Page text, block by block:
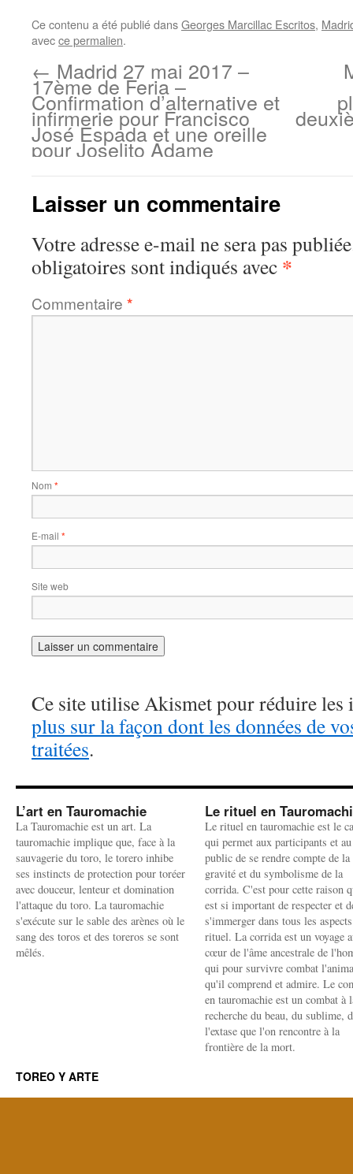
Ce contenu a été publié dansGeorges Marcillac Escritos,
avecce permalien.
← Madrid 27 mai 2017 –
17ème de Feria –
Confirmation d’alternative et
infirmerie pour Francisco
José Espada et une oreille
pour Joselito Adame
Laisser un commentaire
Votre adresse e-mail ne sera pas
obligatoires sont indiqués avec *
Commentaire *
Nom *
E-mail *
Site web
Ce site utilise Akismet pour réduire les
plus sur la façon dont les données de
traitées.
L’art en Tauromachie
La Tauromachie est un art. La
tauromachie implique que, face à la
sauvagerie du toro, le torero inhibe
ses instincts de protection pour toréer
avec douceur, lenteur et domination
l'attaque du toro. La tauromachie
s'exécute sur le sable des arènes où le
sang des toros et des toreros se sont
mêlés.
Le rituel en
Le rituel en tauromachie est le
qui permet aux participants et au
public de se rendre compte de la
gravité et du symbolisme de la
corrida. C'est pour cette raison
est si important de respecter et
s'immerger dans tous les
rituel. La corrida est un voyage
cœur de l'âme ancestrale de
qui pour survivre combat
qu'il comprend et admire. Le
en tauromachie est un combat à
recherche du beau, du sublime,
l'extase que l'on rencontre à la
frontière de la mort.
TOREO Y ARTE